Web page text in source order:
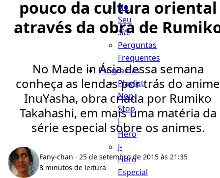
No
Seu
Site
Perguntas
Frequentes
Programas
Playlist
Non
Stop
J-
Hero
J-
Hero
Especial
pouco da cultura oriental
através da obra de
No Made in Ásia dessa semana
conheça as lendas por trás do anime
InuYasha, obra criada por Rumiko
Takahashi, em mais uma matéria da
série especial sobre os animes.
Fany-chan · 25 de setembro de 2015 às 21:35
8 minutos de leitura